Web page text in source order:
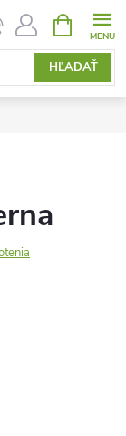
HĽADAŤ
KOŠÍK